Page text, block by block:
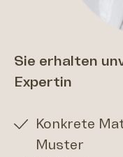
Sie erhalten
Expertin
Konkrete
Muster